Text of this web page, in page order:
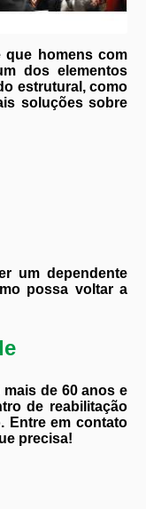
que homens com
dos elementos
estrutural, como
soluções sobre
um dependente
possa voltar a
de 60 anos e
de reabilitação
Entre em contato
precisa!